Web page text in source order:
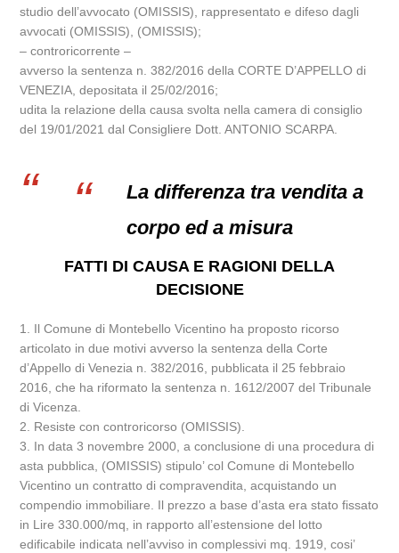
studio dell’avvocato (OMISSIS), rappresentato e difeso dagli
avvocati (OMISSIS), (OMISSIS);
– controricorrente –
avverso la sentenza n. 382/2016 della CORTE D’APPELLO di
VENEZIA, depositata il 25/02/2016;
udita la relazione della causa svolta nella camera di consiglio
del 19/01/2021 dal Consigliere Dott. ANTONIO SCARPA.
La differenza tra vendita a
corpo ed a misura
FATTI DI CAUSA E RAGIONI DELLA
DECISIONE
1. Il Comune di Montebello Vicentino ha proposto ricorso
articolato in due motivi avverso la sentenza della Corte
d’Appello di Venezia n. 382/2016, pubblicata il 25 febbraio
2016, che ha riformato la sentenza n. 1612/2007 del Tribunale
di Vicenza.
2. Resiste con controricorso (OMISSIS).
3. In data 3 novembre 2000, a conclusione di una procedura di
asta pubblica, (OMISSIS) stipulo’ col Comune di Montebello
Vicentino un contratto di compravendita, acquistando un
compendio immobiliare. Il prezzo a base d’asta era stato fissato
in Lire 330.000/mq, in rapporto all’estensione del lotto
edificabile indicata nell’avviso in complessivi mq. 1919, cosi’